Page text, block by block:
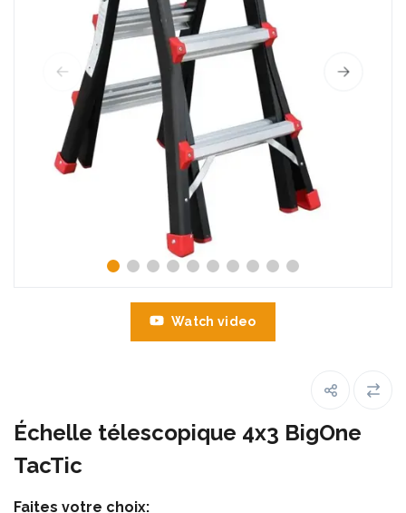
Watch video
Échelle télescopique 4x3 BigOne
TacTic
Faites votre choix: